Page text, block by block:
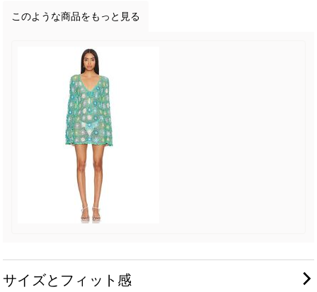
このような商品をもっと見る
サイズとフィット感